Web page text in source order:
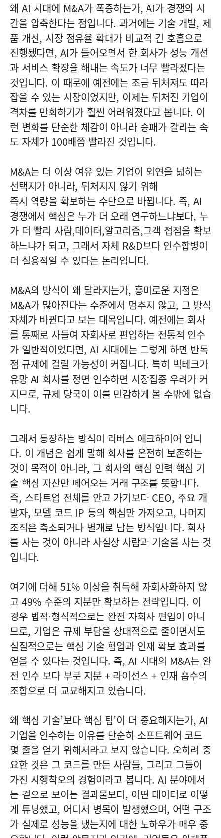
왜 AI 시대에 M&A가 폭증하는가, AI가 경쟁의 시
간을 압축한다는 점입니다. 과거에는 기술 개발, 제
품 개선, 시장 점유율 확대가 비교적 긴 호흡으로
진행됐다면, AI가 들어오면서 한 회사가 성능 개선
과 서비스 확장을 해내는 속도가 너무 빨라졌다는
것입니다. 이 때문에 예전에는 조금 뒤처져도 따라
잡을 수 있는 시장이었지만, 이제는 뒤처진 기업이
격차를 만회하기가 훨씬 어려워졌다고 봅니다. 이
런 변화를 단순한 체감이 아니라 승패가 갈리는 속
도 자체가 100배쯤 빨라진 것입니다.
M&A는 더 이상 여유 있는 기업이 외연을 넓히는
선택지가 아니라, 뒤처지지 않기 위해
즉시 역량을 확보하는 수단으로 바뀝니다. 즉, AI
경쟁에서 핵심은 누가 더 오래 연구하느냐보다, 누
가 더 빨리 사람,데이터,알고리즘,고객 접점을 확보
하느냐가 되고, 그래서 자체 R&D보다 인수합병이
더 실용적일 수 있다는 논리입니다.
M&A의 방식이 왜 달라지는가, 흥미로운 지점은
M&A가 많아진다는 수준에서 멈추지 않고, 그 방식
자체가 바뀐다고 보는 대목입니다. 예전에는 회사
를 통째로 사들여 자회사로 편입하는 전통적 인수
가 일반적이었다면, AI 시대에는 그렇게 하면 반독
점 규제에 걸릴 가능성이 커집니다. 특히 빅테크가
유망 AI 회사를 정면 인수하면 시장집중 우려가 커
지므로, 규제 당국이 이를 민감하게 볼 수밖에 없습
니다.
그래서 등장하는 방식이 리버스 애크하이어 입니
다. 이 개념은 쉽게 말해 회사를 온전히 보존하는
것이 목적이 아니라, 그 회사의 핵심 인력 핵심 기
술 핵심 자산만 떼어오는 거래 구조를 뜻합니다.
즉, 스타트업 전체를 안고 가기보다 CEO, 주요 개
발자, 모델 코드 IP 등의 핵심만 가져오고, 나머지
조직은 축소되거나 별개로 남는 방식입니다. 회사
를 사는 것이 아니라 사실상 사람과 기술을 사는 것
입니다.
여기에 더해 51% 이상을 취득해 자회사화하지 않
고 49% 수준의 지분만 확보하는 전략입니다. 이
경우 법적·형식적으로는 완전 자회사 편입이 아니
므로, 기업은 규제 부담을 상대적으로 줄이면서도
실질적으로는 핵심 기술 협업과 인재 확보 효과를
얻을 수 있다는 것입니다. 즉, AI 시대의 M&A는 완
전 인수 보다 부분 지분 + 라이선스 + 인재 흡수의
조합으로 더 교묘해지고 있습니다.
왜 핵심 기술’보다 핵심 팀’이 더 중요해지는가, AI
기업을 인수하는 이유를 단순히 소프트웨어 코드
몇 줄을 얻기 위해서라고 보지 않습니다. 오히려 중
요한 것은 그 코드를 만든 사람들, 그리고 그들이
가진 시행착오의 경험이라고 봅니다. AI 분야에서
는 겉으로 보이는 결과물보다, 어떤 데이터로 어떻
게 튜닝했고, 어디서 병목이 발생했으며, 어떤 구조
가 실제로 성능을 냈는지에 대한 노하우가 매우 중